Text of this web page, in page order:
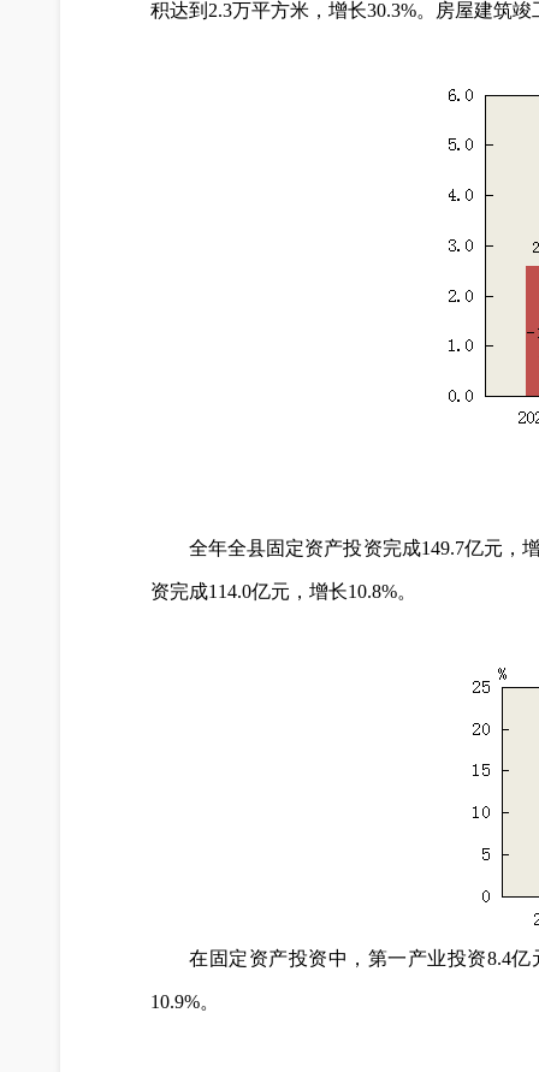
积达到2.3万平方米，增长30.3%。房屋建筑
全年全县固定资产投资完成149.7亿元，
资完成114.0亿元，增长10.8%。
在固定资产投资中，第一产业投资8.4亿
10.9%。